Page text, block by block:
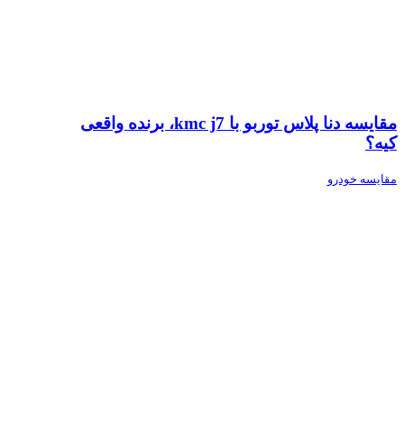
مقایسه دنا پلاس توربو با kmc j7، برنده واقعی
کیه؟
مقایسه خودرو